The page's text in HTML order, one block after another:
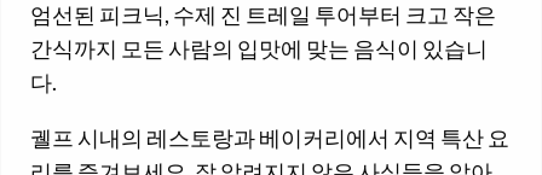
엄선된 피크닉, 수제 진 트레일 투어부터 크고 작은
간식까지 모든 사람의 입맛에 맞는 음식이 있습니
다.
궬프 시내의 레스토랑과 베이커리에서 지역 특산 요